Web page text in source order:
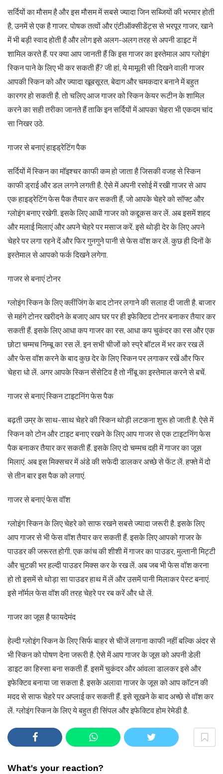
सर्दियों का मौसम है और इस मौसम में सबसे ज्यादा जिन सब्जियों की भरमार होती
है, उनमें से एक है गाजर. पोषक तत्वों और एंटीऑक्सीडेंट्स से भरपूर गाजर, खाने
में भी बड़ी स्वाद होती है और लोग इसे अलग-अलग तरह से अपनी डाइट में
शामिल करते हैं. पर क्या आप जानती हैं कि इस गाजर का इस्तेमाल आप ग्लोइंग
स्किन पाने के लिए भी कर सकती हैं? जी हां, ये मामूली सी दिखने वाली गाजर
आपकी स्किन को और ज्यादा खूबसूरत, बेदाग और चमकदार बनाने में बहुत
कारगर हो सकती है. तो चलिए आज गाजर को स्किन केयर रूटीन के शामिल
करने का सही तरीका जानते हैं ताकि इन सर्दियों में आपका चेहरा भी एकदम चांद
सा निखर उठे.
गाजर से बनाएं हाइड्रेटिंग पैक
सर्दियों में स्किन का मॉइश्चर काफी कम हो जाता है जिसकी वजह से स्किन
काफी ड्राई और डल लगने लगती है. ऐसे में अपनी रसोई में रखी गाजर से आप
एक हाइड्रेटिंग फेस पैक तैयार कर सकती हैं, जो आपके चेहरे को सॉफ्ट और
ग्लोइंग बनाए रखेगी. इसके लिए आधी गाजर को कद्दूकस कर लें. अब इसमें शहद
और मलाई मिलाएं और अपने चेहरे पर मसाज करें. इसे थोड़ी देर के लिए अपने
चेहरे पर लगा रहने दें और फिर गुनगुने पानी से फेस वॉश कर लें. कुछ ही दिनों के
इस्तेमाल से आपको फर्क दिखने लगेगा.
गाजर से बनाएं टोनर
ग्लोइंग स्किन के लिए क्लींजिंग के बाद टोनर लगाने की सलाह दी जाती है. बाजार
से महंगे टोनर खरीदने के बजाए आप घर पर ही इफेक्टिव टोनर बनाकर तैयार कर
सकती हैं. इसके लिए आधा कप गाजर का रस, आधा कप चुकंदर का रस और एक
छोटा चम्मच निम्बू का रस लें. इन सभी चीजों को स्प्रे बॉटल में भर कर रख लें
और फेस वॉश करने के बाद कुछ देर के लिए स्किन पर लगाकर रखें और फिर
चेहरा धो लें. अगर आपके स्किन सेंसेटिव है तो नींबू का इस्तेमाल करने से बचें.
गाजर से बनाएं स्किन टाइटनिंग फेस पैक
बढ़ती उम्र के साथ-साथ चेहरे की स्किन थोड़ी लटकना शुरू हो जाती है. ऐसे में
स्किन को टोन और टाइट बनाए रखने के लिए आप गाजर से एक टाइटनिंग फेस
पैक बनाकर तैयार कर सकती हैं. इसके लिए दो चम्मच दही में गाजर का जूस
मिलाएं. अब इस मिक्सचर में अंडे की सफेदी डालकर अच्छे से फेंट लें. हफ्ते में दो
से तीन बार इस पैक को लगाएं.
गाजर से बनाएं फेस वॉश
ग्लोइंग स्किन के लिए चेहरे को साफ रखने सबसे ज्यादा जरूरी है. इसके लिए
आप गाजर से भी फेस वॉश तैयार कर सकती हैं. इसके लिए आपको गाजर के
पाउडर की जरूरत होगी. एक कांच की शीशी में गाजर का पाउडर, मुल्तानी मिट्टी
और चुटकी भर हल्दी पाउडर मिक्स कर के रख लें. अब जब भी फेस वॉश करना
हो तो इसमें से थोड़ा सा पाउडर हाथ में लें और उसमें पानी मिलाकर पेस्ट बनाएं.
इसे नॉर्मल फेस वॉश की तरह चेहरे पर रब करें और धो लें.
गाजर का जूस है फायदेमंद
हेल्दी ग्लोइंग स्किन के लिए सिर्फ बाहर से चीजें लगाना काफी नहीं बल्कि अंदर से
भी स्किन को पोषण देना जरूरी है. ऐसे में आप गाजर के जूस को अपनी डेली
डाइट का हिस्सा बना सकती हैं. इसमें चुकंदर और आंवला डालकर इसे और
इफेक्टिव बनाया जा सकता है. इसके अलावा गाजर के जूस को आप कॉटन की
मदद से साफ चेहरे पर अप्लाई कर सकती हैं. इसे सूखने के बाद अच्छे से वॉश कर
लें. ग्लोइंग स्किन के लिए ये बहुत ही सिंपल और इफेक्टिव होम रेमेडी है.
What's your reaction?